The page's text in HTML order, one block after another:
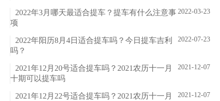
2022-03-23
2022年3月哪天最适合提车？提车有什么注意事
项
2022-07-23
2022年阳历8月4日适合提车吗？今日提车吉利
吗？
2021-12-07
2021年12月20号适合提车吗？2021农历十一月
十期可以提车吗
2021-12-07
2021年12月22号适合提车吗？2021农历十一月